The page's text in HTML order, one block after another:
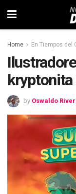
Home En Tiempos del
kryptonita
by Oswaldo